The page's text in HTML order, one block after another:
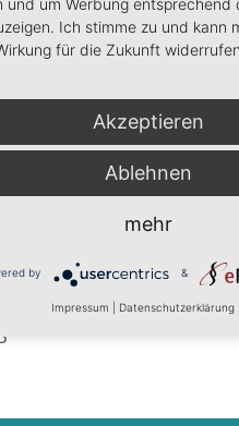
oder PTT-Sensor)
Ich stimme zu und kann
für die Zukunft
Akzeptieren
Ablehnen
mehr
by &
Impressum Datenschutzerklärung